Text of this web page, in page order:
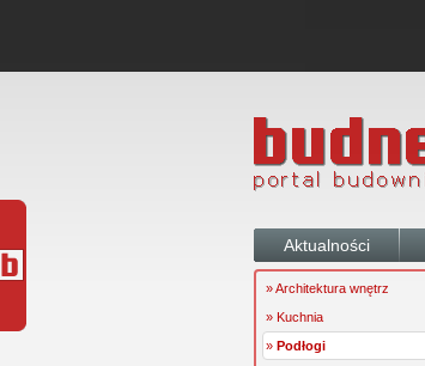
Aktualności
» Architektura wnętrz
» Kuchnia
» Podłogi